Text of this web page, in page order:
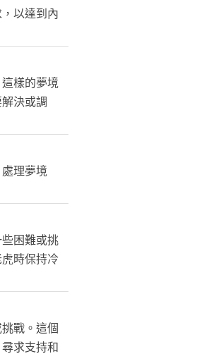
以達到內
樣的夢境
決或調
理夢境
困難或挑
時保持冷
戰。這個
求支持和